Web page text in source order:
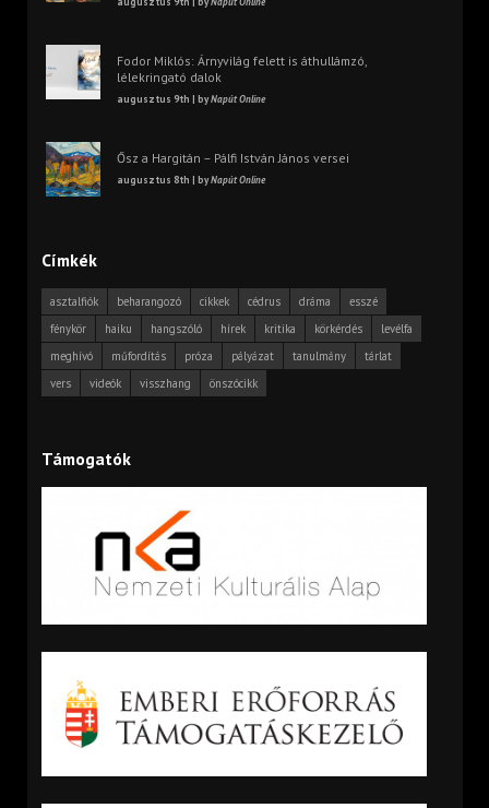
Fodor Miklós: Árnyvilág felett is áthullámzó,
lélekringató dalok
augusztus 9th | byNapút Online
Ősz a Hargitán – Pálfi István János versei
augusztus 8th | byNapút Online
Címkék
asztalfiók beharangozó cikkek cédrus dráma
esszé
fénykör
haiku hangszóló hírek kritika körkérdés
levélfa
meghívó
műfordítás próza pályázat tanulmány
tárlat
vers
videók visszhang önszócikk
Támogatók